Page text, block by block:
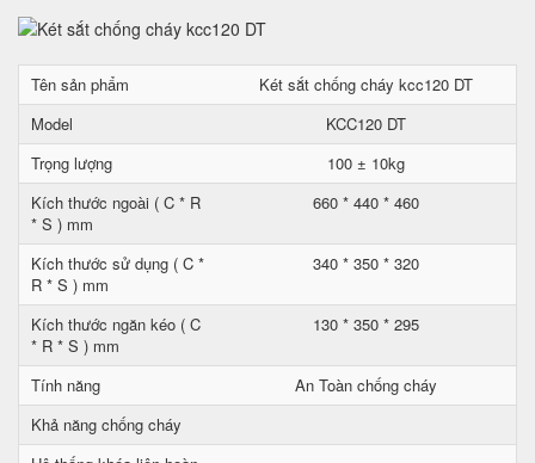
Tên sản phẩm
Két sắt chống cháy kcc120 DT
Model
KCC120 DT
Trọng lượng
100 ± 10kg
Kích thước ngoài ( C * R
* S ) mm
660 * 440 * 460
Kích thước sử dụng ( C *
R * S ) mm
340 * 350 * 320
Kích thước ngăn kéo ( C
* R * S ) mm
130 * 350 * 295
Tính năng
An Toàn chống cháy
Khả năng chống cháy